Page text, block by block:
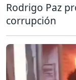
Rodrigo Paz
corrupción